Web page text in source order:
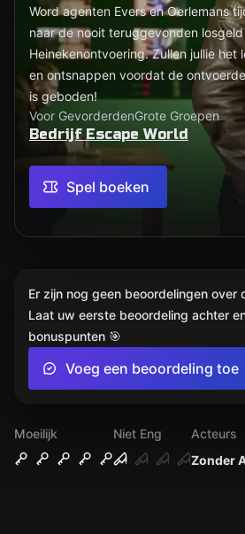
Word agenten Evers en Oerlemans
naar de nooit teruggevonden
Heinekenontvoering. Zullen jullie het
en ontsnappen voordat de
is geboden!
Voor GevorderdenGrote Groepen
Bedrijf Escape World
Spel boeken
Moeilijk
Niet Eng
Zonder
Acteurs
Er zijn nog geen beoordelingen over
Laat uw eerste beoordeling achter
bonuspunten 🎯
Voeg een beoordeling toe